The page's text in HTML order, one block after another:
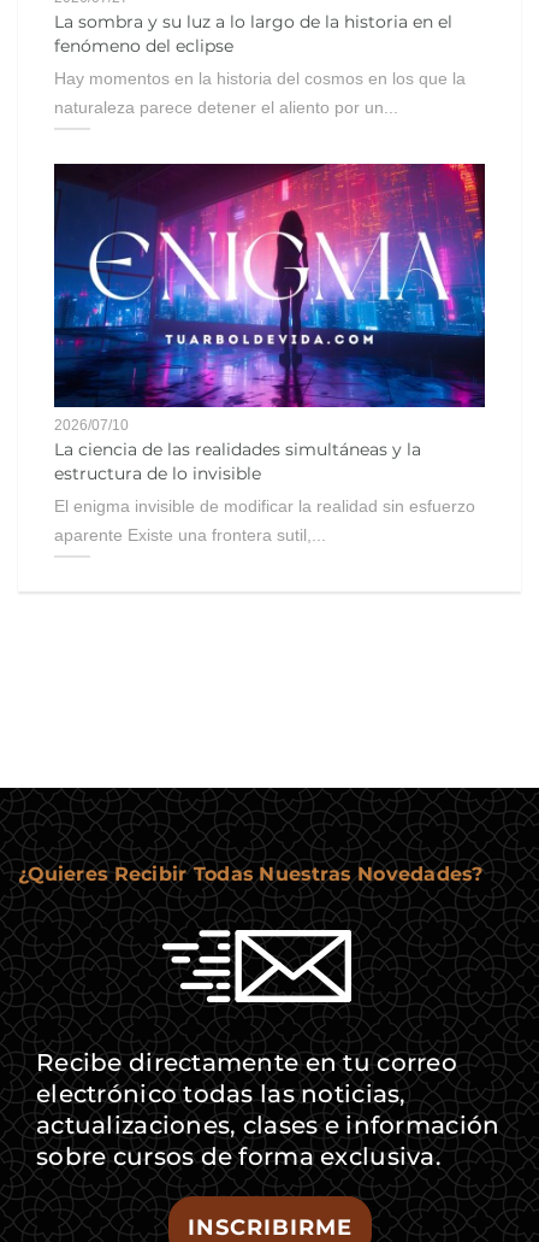
La sombra y su luz a lo largo de la historia en el
fenómeno del eclipse
Hay momentos en la historia del cosmos en los que la
naturaleza parece detener el aliento por un...
2026/07/10
La ciencia de las realidades simultáneas y la
estructura de lo invisible
El enigma invisible de modificar la realidad sin esfuerzo
aparente Existe una frontera sutil,...
¿Quieres Recibir Todas Nuestras Novedades?
Recibe directamente en tu correo
electrónico todas las noticias,
actualizaciones, clases e información
sobre cursos de forma exclusiva.
INSCRIBIRME